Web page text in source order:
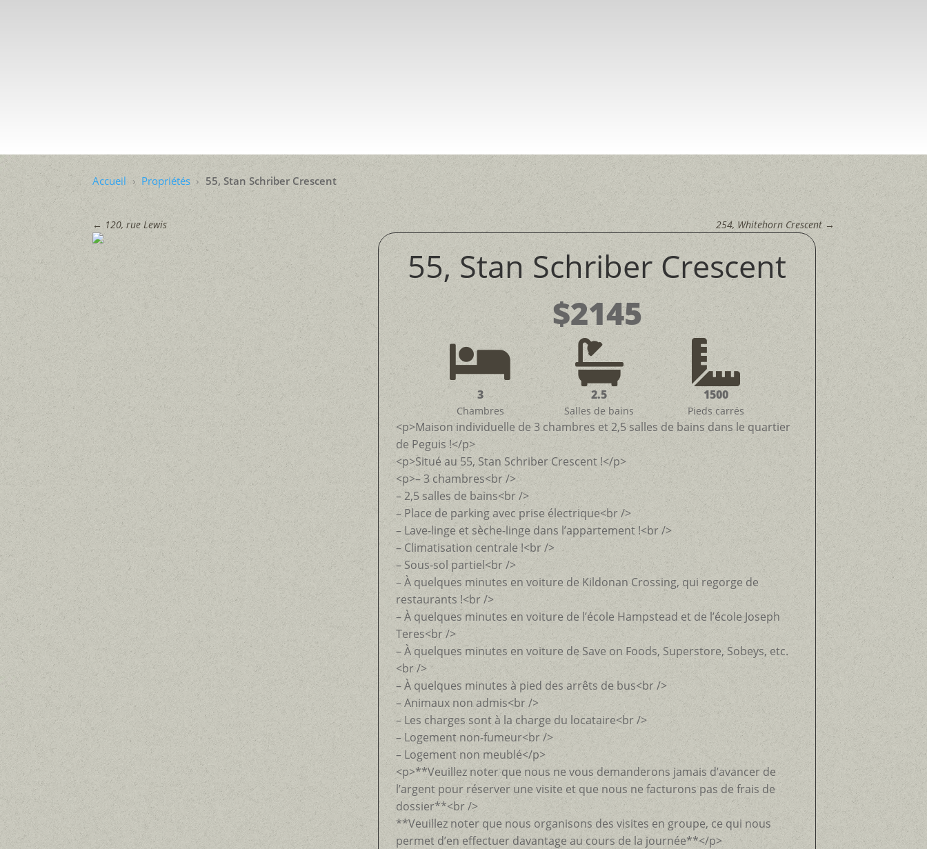
Accueil Propriétés 55, Stan Schriber Crescent
← 120, rue Lewis 254, Whitehorn Crescent→







55, Stan Schriber Crescent
$2145

3
Chambres

2.5
Salles de bains

1500
Pieds carrés
<p>Maison individuelle de 3 chambres et 2,5 salles de bains dans le quartier
de Peguis !</p>
<p>Situé au 55, Stan Schriber Crescent !</p>
<p>– 3 chambres<br />
– 2,5 salles de bains<br />
– Place de parking avec prise électrique<br />
– Lave-linge et sèche-linge dans l’appartement !<br />
– Climatisation centrale !<br />
– Sous-sol partiel<br />
– À quelques minutes en voiture de Kildonan Crossing, qui regorge de
restaurants !<br />
– À quelques minutes en voiture de l’école Hampstead et de l’école Joseph
Teres<br />
– À quelques minutes en voiture de Save on Foods, Superstore, Sobeys, etc.
<br />
– À quelques minutes à pied des arrêts de bus<br />
– Animaux non admis<br />
– Les charges sont à la charge du locataire<br />
– Logement non-fumeur<br />
– Logement non meublé</p>
<p>**Veuillez noter que nous ne vous demanderons jamais d’avancer de
l’argent pour réserver une visite et que nous ne facturons pas de frais de
dossier**<br />
**Veuillez noter que nous organisons des visites en groupe, ce qui nous
permet d’en effectuer davantage au cours de la journée**</p>